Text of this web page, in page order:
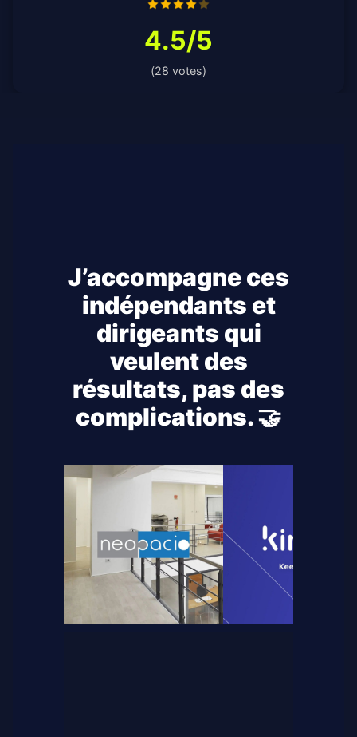
4.5/5
(28 votes)
J’accompagne ces
indépendants et
dirigeants qui
veulent des
résultats, pas des
complications. 🤝